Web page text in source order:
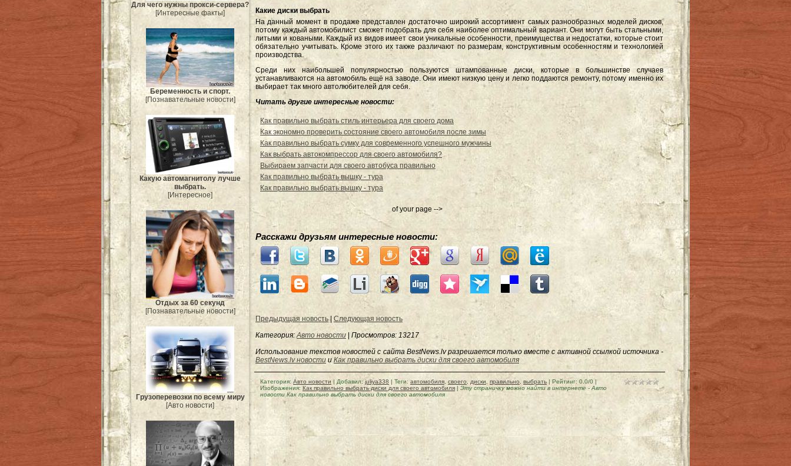
Для чего нужны прокси-сервера?
[Интересные факты]
Беременность и спорт.
[Познавательные новости]
Какую автомагнитолу лучше
выбрать.
[Интересное]
Отдых за 60 секунд
[Познавательные новости]
Грузоперевозки по всему миру
[Авто новости]
Какие диски выбрать
На данный момент в продаже представлен достаточно широкий ассортимент самых разнообразных моделей дисков,
потому каждый автомобилист сможет подобрать для себя наиболее оптимальный вариант. Они могут быть стальными,
литыми и коваными. Каждый из видов имеет свои уникальные особенности, преимущества и недостатки, которые стоит
обязательно учитывать. Кроме этого их также различают по размерам, конструктивным особенностям и технологией
производства.
Среди них наибольшей популярностью пользуются штампованные диски, которые в большинстве случаев
устанавливаются на автомобиль ещё на заводе. Они имеют низкую цену и легко поддаются ремонту, потому именно их
выбирает так много автолюбителей для себя.
Читать другие интересные новости:
Как правильно выбрать стиль интерьера для своего дома
Как экономно проверить состояние своего автомобиля после зимы
Как правильно выбрать сумку для современного успешного мужчины
Как выбрать автокомпрессор для своего автомобиля?
Выбираем запчасти для своего автобуса правильно
Как правильно выбрать вышку - тура
Как правильно выбрать вышку - тура
of your page -->
Расскажи друзьям интересные новости:
Предыдущая новость| Следующая новость
Категория:Авто новости Просмотров: 13217
Использование текстов новостей с сайта BestNews.lv разрешается только вместе с активной ссылкой источника -
BestNews.lv новости и Как правильно выбрать диски для своего автомобиля
Категория: Авто новости | Добавил:juliya338 | Теги: автомобиля своего диски правильно выбрать | Рейтинг: 0.0/0|
Изображения: Как правильно выбрать диски для своего автомобиля | Эту страничку можно найти в интернете - Авто
новости Как правильно выбрать диски для своего автомобиля